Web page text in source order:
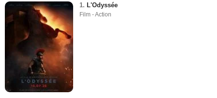
1. L'Odyssée
Film - Action